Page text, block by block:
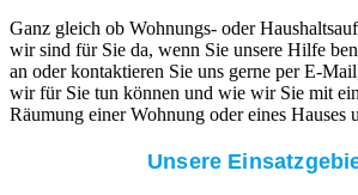
Ganz gleich ob Wohnungs- oder
wir sind für Sie da, wenn Sie unsere Hilfe
an oder kontaktieren Sie uns gerne per E-
wir für Sie tun können und wie wir Sie mit
Räumung einer Wohnung oder eines Hauses
Unsere